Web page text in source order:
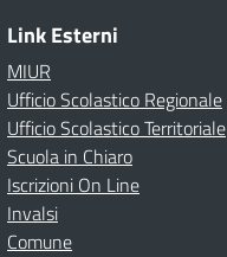
Link Esterni
MIUR
Ufficio Scolastico Regionale
Ufficio Scolastico Territoriale
Scuola in Chiaro
Iscrizioni On Line
Invalsi
Comune